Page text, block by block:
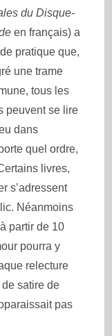
du Disque-
en français) a
pratique que,
une trame
tous les
peuvent se lire
dans
quel ordre,
livres,
s’adressent
Néanmoins
partir de 10
pourra y
relecture
satire de
pas